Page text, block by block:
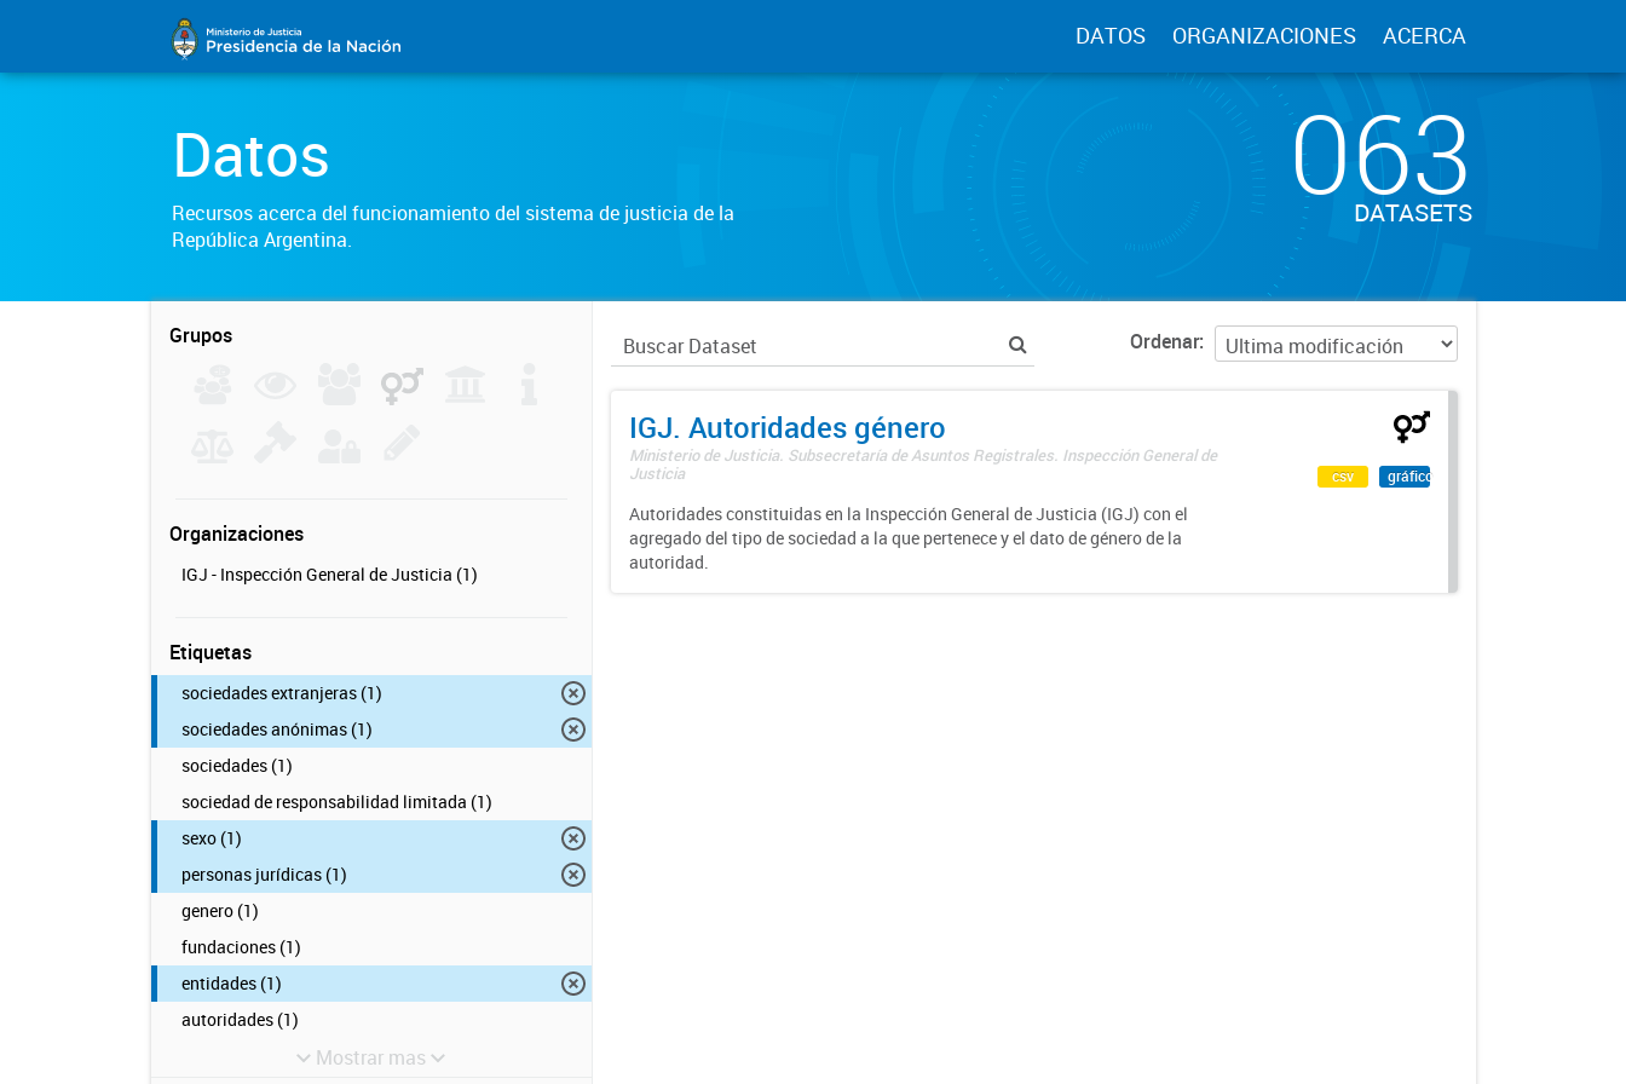
DATOS ORGANIZACIONES ACERCA
Datos
Recursos acerca del funcionamiento del sistema de justicia de la
República Argentina.
063
DATASETS
Grupos
Organizaciones
IGJ - Inspección General de Justicia (1)
Etiquetas
sociedades extranjeras (1)
sociedades anónimas (1)
sociedades (1)
sociedad de responsabilidad limitada (1)
sexo (1)
personas jurídicas (1)
genero (1)
fundaciones (1)
entidades (1)
autoridades (1)
Mostrar mas
Ordenar
IGJ. Autoridades género
Ministerio de Justicia. Subsecretaría de Asuntos Registrales. Inspección General de
Justicia
Autoridades constituidas en la Inspección General de Justicia (IGJ) con el
agregado del tipo de sociedad a la que pertenece y el dato de género de la
autoridad.
csv gráfico